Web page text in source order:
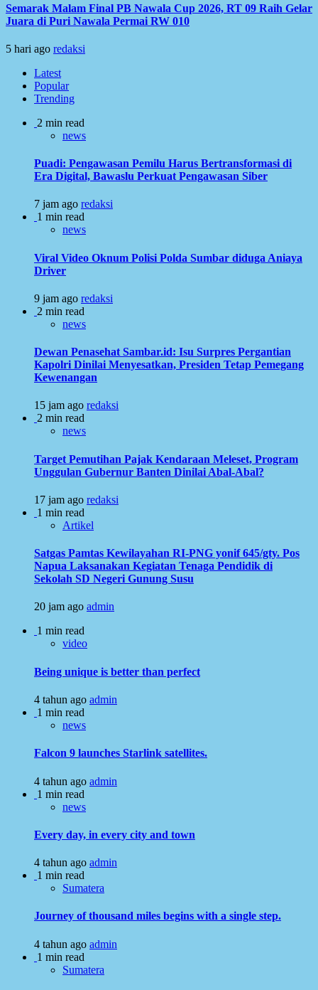
Semarak Malam Final PB Nawala Cup 2026, RT 09 Raih Gelar
Juara di Puri Nawala Permai RW 010
5 hari ago redaksi
Latest
Popular
Trending
2 min read
news
Puadi: Pengawasan Pemilu Harus Bertransformasi di
Era Digital, Bawaslu Perkuat Pengawasan Siber
7 jam ago redaksi
1 min read
news
Viral Video Oknum Polisi Polda Sumbar diduga Aniaya
Driver
9 jam ago redaksi
2 min read
news
Dewan Penasehat Sambar.id: Isu Surpres Pergantian
Kapolri Dinilai Menyesatkan, Presiden Tetap Pemegang
Kewenangan
15 jam ago redaksi
2 min read
news
Target Pemutihan Pajak Kendaraan Meleset, Program
Unggulan Gubernur Banten Dinilai Abal-Abal?
17 jam ago redaksi
1 min read
Artikel
Satgas Pamtas Kewilayahan RI-PNG yonif 645/gty. Pos
Napua Laksanakan Kegiatan Tenaga Pendidik di
Sekolah SD Negeri Gunung Susu
20 jam ago admin
1 min read
video
Being unique is better than perfect
4 tahun ago admin
1 min read
news
Falcon 9 launches Starlink satellites.
4 tahun ago admin
1 min read
news
Every day, in every city and town
4 tahun ago admin
1 min read
Sumatera
Journey of thousand miles begins with a single step.
4 tahun ago admin
1 min read
Sumatera